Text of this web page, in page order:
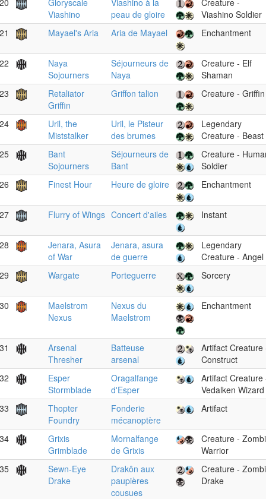
Gloryscale
Viashino
Viashino à la
peau de gloire
Creature -
Viashino Soldier
Mayael's Aria Aria de Mayael Enchantment
Naya
Sojourners
Séjourneurs de
Naya
Creature - Elf
Shaman
Retaliator
Griffin
Griffon talion Creature - Griffin
Uril, the
Miststalker
Uril, le Pisteur
des brumes
Legendary
Creature - Beast
Bant
Sojourners
Séjourneurs de
Bant
Creature -
Soldier
Finest Hour Heure de gloire Enchantment
Flurry of Wings Concert d'ailes Instant
Jenara, Asura
of War
Jenara, asura
de guerre
Legendary
Creature - Angel
Wargate Porteguerre Sorcery
Maelstrom
Nexus
Nexus du
Maelstrom
Enchantment
Arsenal
Thresher
Batteuse
arsenal
Artifact Creature
Construct
Esper
Stormblade
Oragalfange
d'Esper
Artifact Creature
Vedalken Wizard
Thopter
Foundry
Fonderie
mécanoptère
Artifact
Grixis
Grimblade
Mornalfange
de Grixis
Creature -
Warrior
Sewn-Eye
Drake
Drakôn aux
paupières
cousues
Creature -
Drake